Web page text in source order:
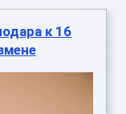
к 16